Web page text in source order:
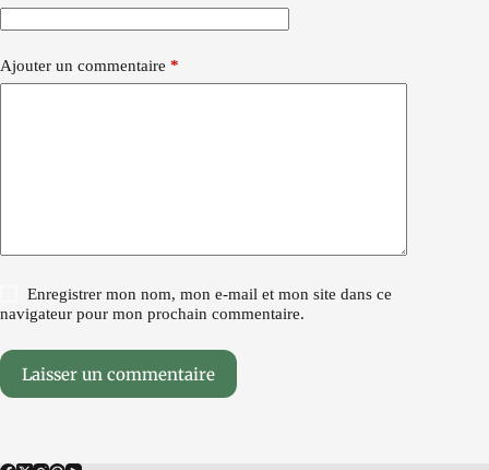
Ajouter un commentaire *
Enregistrer mon nom, mon e-mail et mon site dans ce
navigateur pour mon prochain commentaire.
Laisser un commentaire